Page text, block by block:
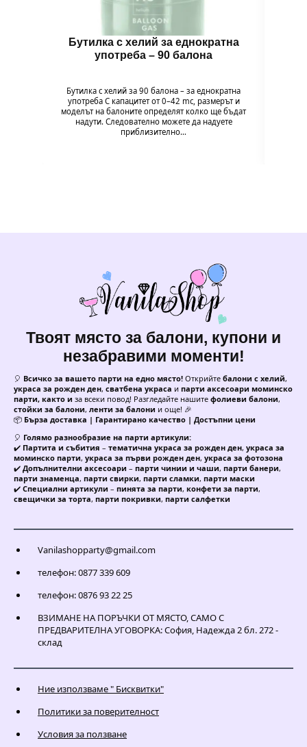
Бутилка с хелий за еднократна
употреба – 90 балона
Бутилка с хелий за 90 балона – за еднократна
употреба С капацитет от 0–42 mc, размерът и
моделът на балоните определят колко ще бъдат
надути. Следователно можете да надуете
приблизително…
Твоят място за балони, купони и
незабравими моменти!
🎈 Всичко за вашето парти на едно място! Открийте балони с хелий,
украса за рожден ден, сватбена украса и парти аксесоари моминско
парти, както и за всеки повод! Разгледайте нашите фолиеви балони,
стойки за балони, ленти за балони и още! 🎉
📦 Бърза доставка | Гарантирано качество | Достъпни цени
🎈 Голямо разнообразие на парти артикули:
✔️ Партита и събития – тематична украса за рожден ден, украса за
моминско парти, украса за първи рожден ден, украса за фотозона
✔️ Допълнителни аксесоари – парти чинии и чаши, парти банери,
парти знаменца, парти свирки, парти сламки, парти маски
✔️ Специални артикули – пинята за парти, конфети за парти,
свещички за торта, парти покривки, парти салфетки
Vanilashopparty@gmail.com
телефон: 0877 339 609
телефон: 0876 93 22 25
ВЗИМАНЕ НА ПОРЪЧКИ ОТ МЯСТО, САМО С
ПРЕДВАРИТЕЛНА УГОВОРКА: София, Надежда 2 бл. 272 -
склад
Ние използваме " Бисквитки"
Политики за поверителност
Условия за ползване